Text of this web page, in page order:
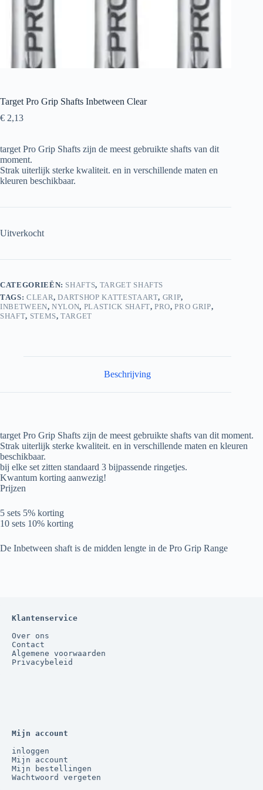
Target Pro Grip Shafts Inbetween Clear
€ 2,13
target Pro Grip Shafts zijn de meest gebruikte shafts van dit
moment.
Strak uiterlijk sterke kwaliteit. en in verschillende maten en
kleuren beschikbaar.
Uitverkocht
CATEGORIEËN: SHAFTS, TARGET SHAFTS
TAGS: CLEAR,DARTSHOP KATTESTAART, GRIP,
INBETWEEN,NYLON, PLASTICK SHAFT,PRO,PRO GRIP,
SHAFT, STEMS,TARGET
Beschrijving
target Pro Grip Shafts zijn de meest gebruikte shafts van dit moment.
Strak uiterlijk sterke kwaliteit. en in verschillende maten en kleuren
beschikbaar.
bij elke set zitten standaard 3 bijpassende ringetjes.
Kwantum korting aanwezig!
Prijzen
5 sets 5% korting
10 sets 10% korting
De Inbetween shaft is de midden lengte in de Pro Grip Range
Klantenservice
Over ons
Contact
Algemene voorwaarden
Privacybeleid
Mijn account
inloggen
Mijn account
Mijn bestellingen
Wachtwoord vergeten